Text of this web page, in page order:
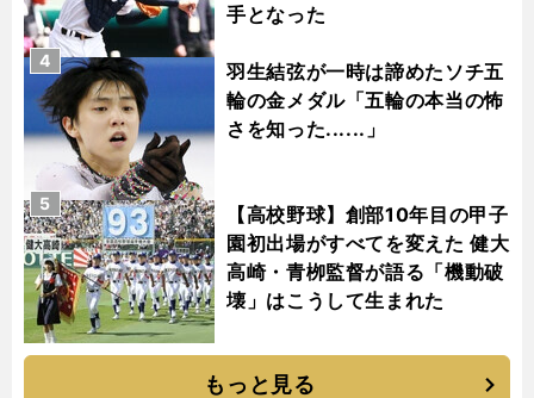
手となった
羽生結弦が一時は諦めたソチ五
輪の金メダル「五輪の本当の怖
さを知った......」
4
【高校野球】創部10年目の甲子
園初出場がすべてを変えた 健大
高崎・青栁監督が語る「機動破
壊」はこうして生まれた
5
もっと見る